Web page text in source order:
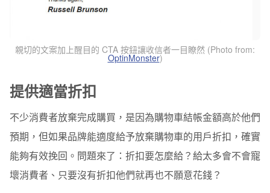
親切的文案加上醒目的 CTA 按鈕讓收信者一目瞭然 (Photo from:
OptinMonster)
提供適當折扣
不少消費者放棄完成購買，是因為購物車結帳金額高於他們
預期，但如果品牌能適度給予放棄購物車的用戶折扣，確實
能夠有效挽回。問題來了：折扣要怎麼給？給太多會不會寵
壞消費者、只要沒有折扣他們就再也不願意花錢？